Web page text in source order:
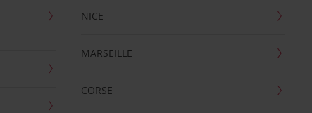
NICE
MARSEILLE
CORSE